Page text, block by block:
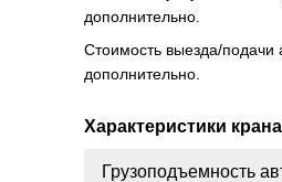
дополнительно.
Стоимость выезда/подачи
дополнительно.
Характеристики
Грузоподъемность